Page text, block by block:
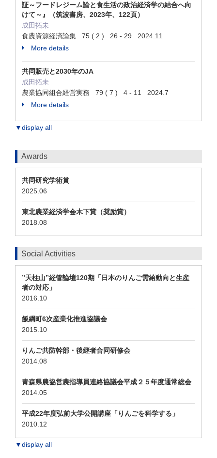
証～フードレジーム論と食生活の政治経済学の結合へ向
けて～』（筑波書房、2023年、122頁）
成田拓未
食農資源経済論集 75 ( 2 ) 26 - 29 2024.11
More details
共同販売と2030年のJA
成田拓未
農業協同組合経営実務 79 ( 7 ) 4 - 11 2024.7
More details
▼display all
Awards
共同研究学術賞
2025.06
東北農業経済学会木下賞（奨励賞）
2018.08
Social Activities
”天柱山”経管論壇120期「日本のりんご需給動向と生産
者の対応」
2016.10
飯綱町6次産業化推進協議会
2015.10
りんご共防幹部・後継者合同研修会
2014.08
青森県農協営農指導員連絡協議会平成２５年度通常総会
2014.05
平成22年度弘前大学公開講座「りんごを科学する」
2010.12
▼display all